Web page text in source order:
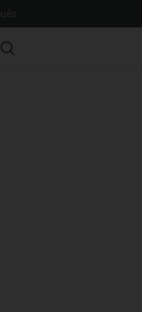
Search